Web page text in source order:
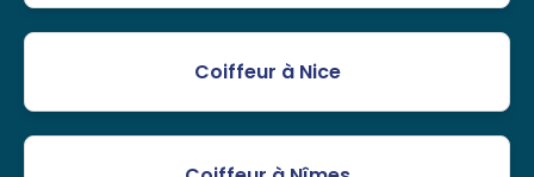
Coiffeur à Nice